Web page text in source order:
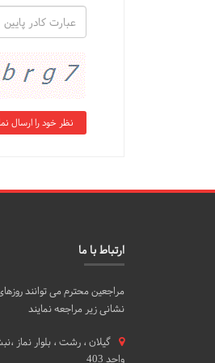
ارتباط با ما
نشانی زیر مراجعه نمایند
گيلان ، رشت ، بلوار نماز
واحد 403